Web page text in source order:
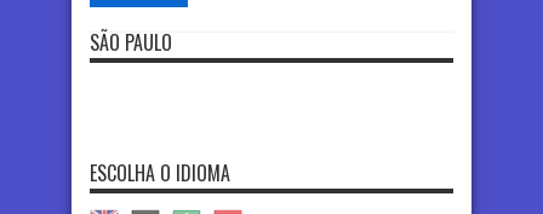
SÃO PAULO
ESCOLHA O IDIOMA